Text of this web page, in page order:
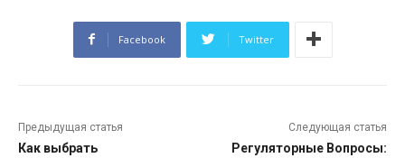
Facebook Twitter
Предыдущая статья
Как выбрать
Следующая статья
Регуляторные Вопросы: